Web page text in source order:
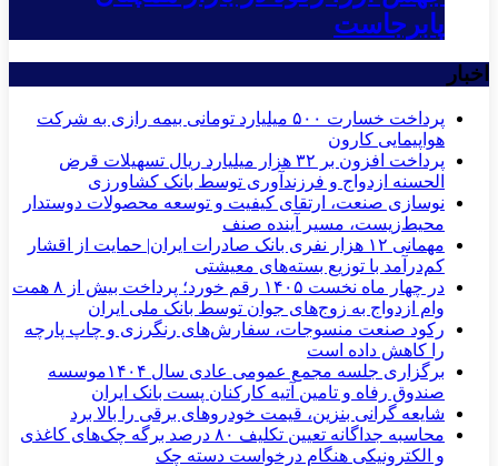
پابرجاست
اخبار
پرداخت خسارت ۵۰۰ میلیارد تومانی بیمه رازی به شرکت
هواپیمایی کارون
پرداخت افزون بر ۳۲ هزار میلیارد ریال تسهیلات قرض
الحسنه ازدواج و فرزندآوری توسط بانک کشاورزی
نوسازی صنعت، ارتقای کیفیت و توسعه محصولات دوستدار
محیط‌زیست، مسیر آینده صنف
مهمانی ۱۲ هزار نفری بانک صادرات ایران| حمایت از اقشار
کم‌درآمد با توزیع بسته‌های معیشتی
در چهار ماه نخست ۱۴۰۵ رقم خورد؛ پرداخت بیش از ۸ همت
وام ازدواج به زوج‌های جوان توسط بانک ملی ایران
رکود صنعت منسوجات، سفارش‌های رنگرزی و چاپ پارچه
را کاهش داده است
برگزاری جلسه مجمع عمومی عادی سال ۱۴۰۴موسسه
صندوق رفاه و تامین آتیه کارکنان پست بانک ایران
شایعه گرانی بنزین، قیمت خودروهای برقی را بالا برد
محاسبه جداگانه تعیین تکلیف ۸۰ درصد برگه چک‌های کاغذی
و الکترونیکی هنگام درخواست دسته چک